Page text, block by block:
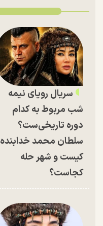
سریال رویای نیمه
شب مربوط به کدام
دوره تاریخی‌ست؟
سلطان محمد خدابنده
کیست و شهر حله
کجاست؟